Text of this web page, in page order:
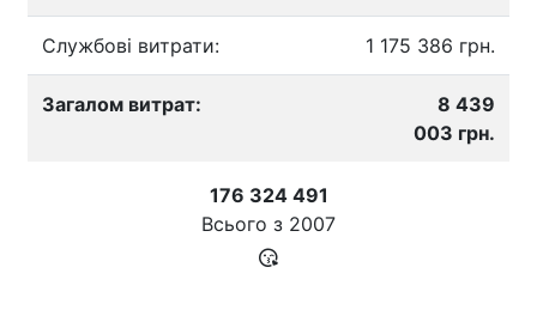
Службові витрати: 1 175 386 грн.
Загалом витрат:
8 439
003 грн.
176 324 491
Всього з 2007